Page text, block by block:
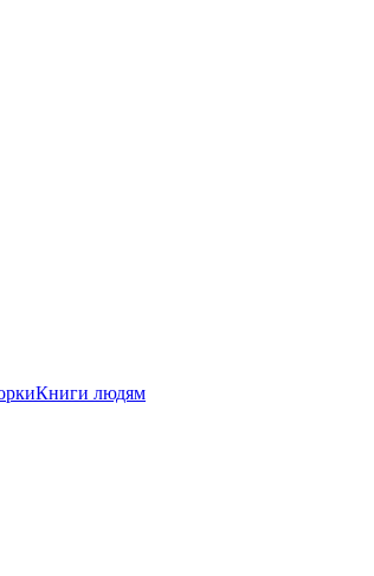
Книги людям